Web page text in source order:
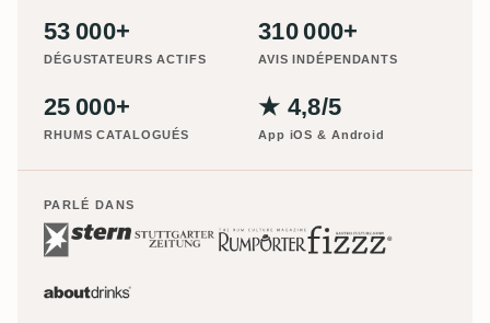
53 000+
DÉGUSTATEURS ACTIFS
310 000+
AVIS INDÉPENDANTS
25 000+
RHUMS CATALOGUÉS
★ 4,8/5
App iOS & Android
PARLÉ DANS